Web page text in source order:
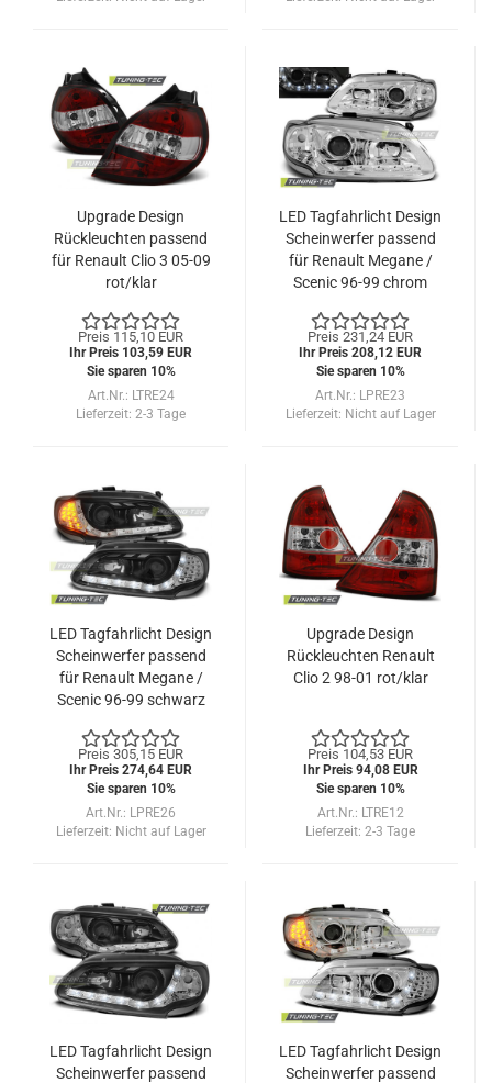
Upgrade Design
Rückleuchten passend
für Renault Clio 3 05-09
rot/klar
Preis 115,10 EUR
Ihr Preis 103,59 EUR
Sie sparen 10%
Art.Nr.: LTRE24
Lieferzeit: 2-3 Tage
LED Tagfahrlicht Design
Scheinwerfer passend
für Renault Megane /
Scenic 96-99 chrom
Preis 231,24 EUR
Ihr Preis 208,12 EUR
Sie sparen 10%
Art.Nr.: LPRE23
Lieferzeit: Nicht auf Lager
LED Tagfahrlicht Design
Scheinwerfer passend
für Renault Megane /
Scenic 96-99 schwarz
Preis 305,15 EUR
Ihr Preis 274,64 EUR
Sie sparen 10%
Art.Nr.: LPRE26
Lieferzeit: Nicht auf Lager
Upgrade Design
Rückleuchten Renault
Clio 2 98-01 rot/klar
Preis 104,53 EUR
Ihr Preis 94,08 EUR
Sie sparen 10%
Art.Nr.: LTRE12
Lieferzeit: 2-3 Tage
LED Tagfahrlicht Design
Scheinwerfer passend
LED Tagfahrlicht Design
Scheinwerfer passend